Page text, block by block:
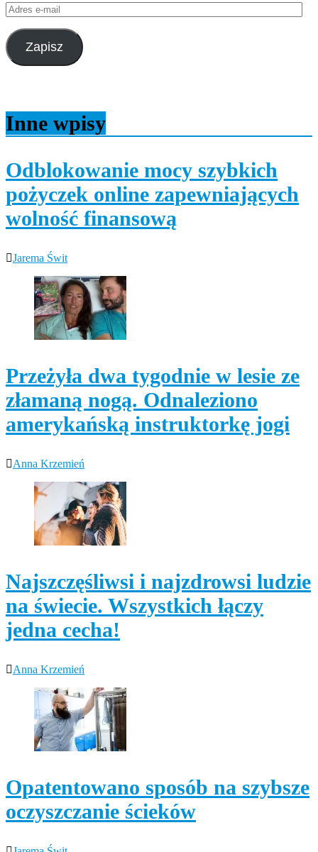
Adres
e-
mail
Zapisz
Inne wpisy
Odblokowanie mocy szybkich
pożyczek online zapewniających
wolność finansową
Jarema Świt
Przeżyła dwa tygodnie w lesie ze
złamaną nogą. Odnaleziono
amerykańską instruktorkę jogi
Anna Krzemień
Najszczęśliwsi i najzdrowsi ludzie
na świecie. Wszystkich łączy
jedna cecha!
Anna Krzemień
Opatentowano sposób na szybsze
oczyszczanie ścieków